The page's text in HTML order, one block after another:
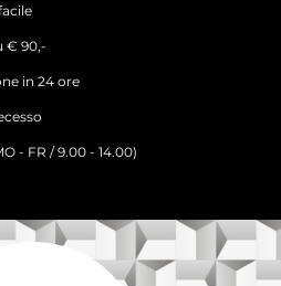
€ 90,-
in 24 ore
- FR / 9.00 - 14.00)